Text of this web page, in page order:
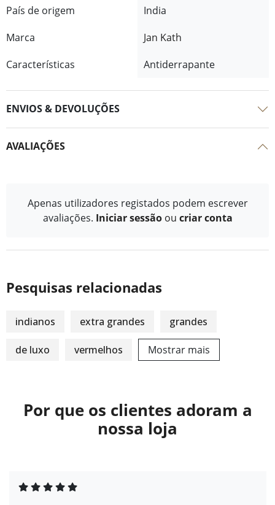
País de origem
India
Marca
Jan Kath
Características
Antiderrapante
ENVIOS & DEVOLUÇÕES
AVALIAÇÕES
Apenas utilizadores registados podem escrever
avaliações. Iniciar sessão ou criar conta
Pesquisas relacionadas
indianos extra grandes grandes
de luxo vermelhos Mostrar mais
Por que os clientes adoram a
nossa loja